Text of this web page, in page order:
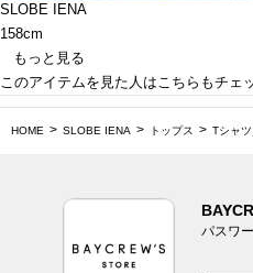
SLOBE IENA
158cm
もっと見る
このアイテムを見た人はこちらもチェ
HOME SLOBE IENA トップス Tシャ
パスワ